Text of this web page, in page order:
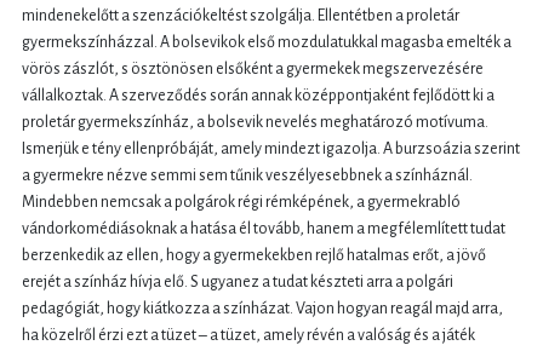
mindenekelőtt a szenzációkeltést szolgálja. Ellentétben a proletár
gyermekszínházzal. A bolsevikok első mozdulatukkal magasba emelték a
vörös zászlót, s ösztönösen elsőként a gyermekek megszervezésére
vállalkoztak. A szerveződés során annak középpontjaként fejlődött ki a
proletár gyermekszínház, a bolsevik nevelés meghatározó motívuma.
Ismerjük e tény ellenpróbáját, amely mindezt igazolja. A burzsoázia szerint
a gyermekre nézve semmi sem tűnik veszélyesebbnek a színháznál.
Mindebben nemcsak a polgárok régi rémképének, a gyermekrabló
vándorkomédiásoknak a hatása él tovább, hanem a megfélemlített tudat
berzenkedik az ellen, hogy a gyermekekben rejlő hatalmas erőt, a jövő
erejét a színház hívja elő. S ugyanez a tudat készteti arra a polgári
pedagógiát, hogy kiátkozza a színházat. Vajon hogyan reagál majd arra,
ha közelről érzi ezt a tüzet – a tüzet, amely révén a valóság és a játék